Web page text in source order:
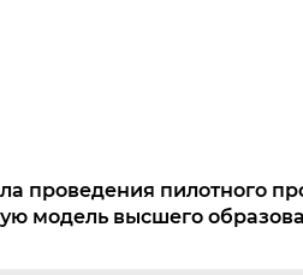
проведения пилотного
модель высшего